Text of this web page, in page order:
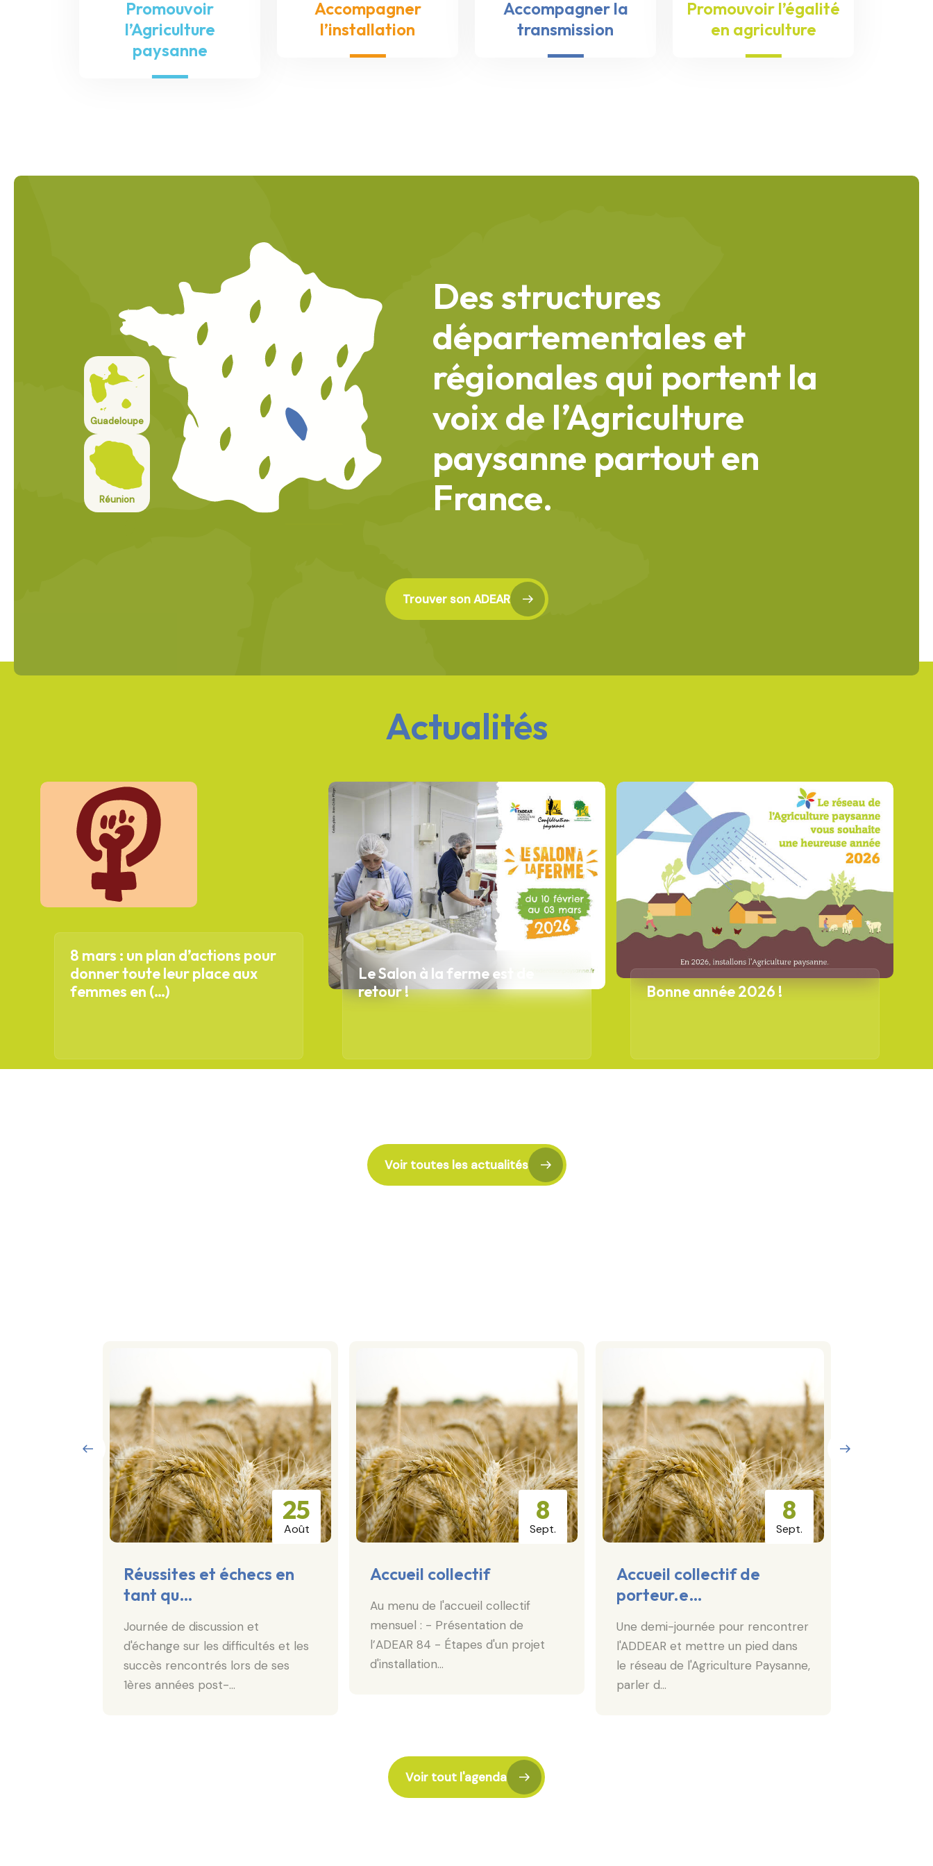
Promouvoir
l’Agriculture
paysanne
Accompagner
l’installation
Accompagner la
transmission
Promouvoir l’égalité
en agriculture
Guadeloupe
Réunion
Des structures
départementales et
régionales qui portent la
voix de l’Agriculture
paysanne partout en
France.
Trouver son ADEAR
Actualités
8 mars : un plan d’actions pour
donner toute leur place aux
femmes en (…)
Le Salon à la ferme est de
retour !
Bonne année 2026 !
Voir toutes les actualités
25
Août
Réussites et échecs en
tant qu…
Journée de discussion et
d'échange sur les difficultés et les
succès rencontrés lors de ses
1ères années post-…
8
Sept.
Accueil collectif
Au menu de l'accueil collectif
mensuel : - Présentation de
l’ADEAR 84 - Étapes d'un projet
d'installation…
8
Sept.
Accueil collectif de
porteur.e…
Une demi-journée pour rencontrer
l'ADDEAR et mettre un pied dans
le réseau de l'Agriculture Paysanne,
parler d…
Voir tout l'agenda